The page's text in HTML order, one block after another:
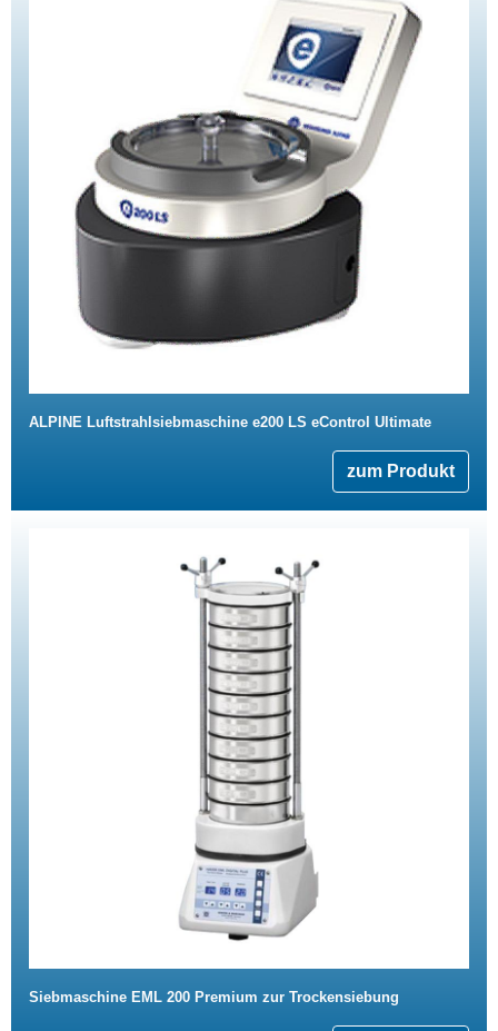
ALPINE Luftstrahlsiebmaschine e200 LS eControl Ultimate
zum Produkt
Siebmaschine EML 200 Premium zur Trockensiebung